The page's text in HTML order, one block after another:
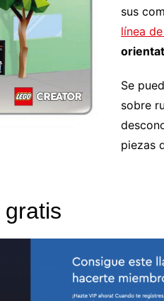
sus
línea
Se
sobre
piezas
gratis